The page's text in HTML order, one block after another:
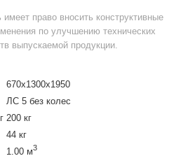
имеет право вносить конструктивные
по улучшению технических
выпускаемой продукции.
670х1300х1950
ЛС 5 без колес
200 кг
44 кг
1.00 м3